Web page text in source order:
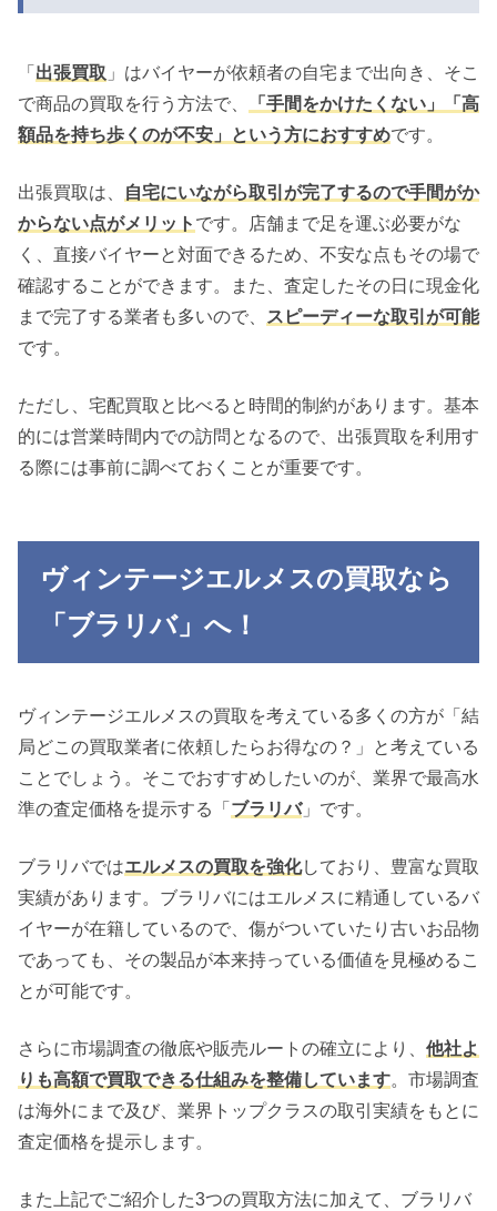
「 出張買取 」はバイヤーが依頼者の自宅まで出向き、そこ
で商品の買取を行う方法で、
「手間をかけたくない」「高
額品を持ち歩くのが不安」という方におすすめです。
出張買取は、
自宅にいながら取引が完了するので手間がか
からない点がメリット です。店舗まで足を運ぶ必要がな
く、直接バイヤーと対面できるため、不安な点もその場で
確認することができます。また、査定したその日に現金化
まで完了する業者も多いので、
スピーディーな取引が可能
です。
ただし、宅配買取と比べると時間的制約があります。基本
的には営業時間内での訪問となるので、出張買取を利用す
る際には事前に調べておくことが重要です。
ヴィンテージエルメスの買取なら
「ブラリバ」へ！
ヴィンテージエルメスの買取を考えている多くの方が「結
局どこの買取業者に依頼したらお得なの？」と考えている
ことでしょう。そこでおすすめしたいのが、業界で最高水
準の査定価格を提示する「 ブラリバ」です。
ブラリバではエルメスの買取を強化しており、豊富な買取
実績があります。ブラリバにはエルメスに精通しているバ
イヤーが在籍しているので、傷がついていたり古いお品物
であっても、その製品が本来持っている価値を見極めるこ
とが可能です。
さらに市場調査の徹底や販売ルートの確立により、 他社よ
りも高額で買取できる仕組みを整備しています。市場調査
は海外にまで及び、業界トップクラスの取引実績をもとに
査定価格を提示します。
また上記でご紹介した3つの買取方法に加えて、ブラリバ